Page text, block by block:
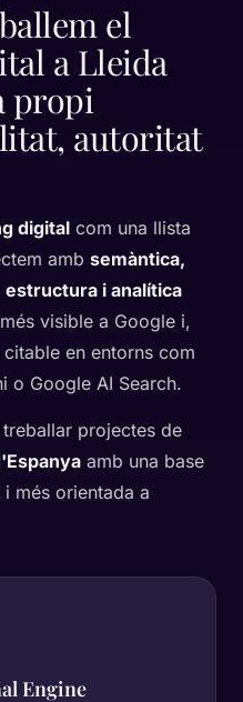
el
a Lleida
propi
autoritat
digital com una llista
amb semàntica,
i analítica
visible a Google i,
en entorns com
o Google AI Search.
projectes de
amb una base
més orientada a
Engine